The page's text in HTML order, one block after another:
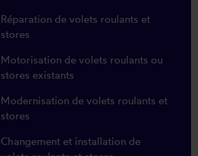
Réparation de volets roulants et
stores
Motorisation de volets roulants ou
stores existants
Modernisation de volets roulants et
stores
Changement et installation de